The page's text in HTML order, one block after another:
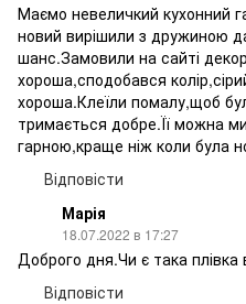
Маємо невеличкий кухонний
новий вирішили з дружиною
шанс.Замовили на сайті
хороша,сподобався
хороша.Клеїли помалу,щоб
тримається добре.Її можна
гарною,краще ніж коли була
Відповісти
Марія
18.07.2022 в 17:27
Доброго дня.Чи є така плівка
Відповісти